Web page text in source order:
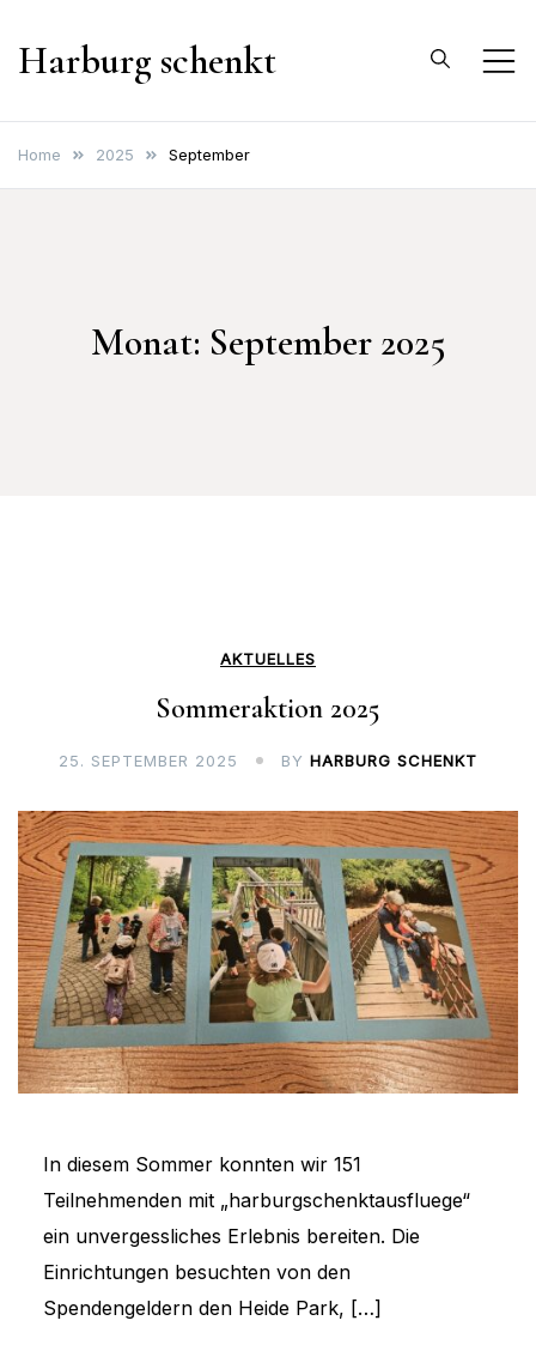
Harburg schenkt
Home 2025 September
Monat: September 2025
AKTUELLES
Sommeraktion 2025
25. SEPTEMBER 2025 BY HARBURG SCHENKT
In diesem Sommer konnten wir 151
Teilnehmenden mit „harburgschenktausfluege“
ein unvergessliches Erlebnis bereiten. Die
Einrichtungen besuchten von den
Spendengeldern den Heide Park, […]